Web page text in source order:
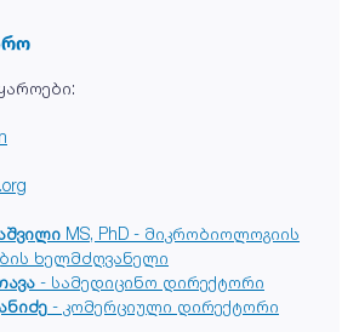
MS, PhD - მიკრობიოლოგიის
ხელმძღვანელი
- სამედიცინო დირექტორი
- კომერციული დირექტორი